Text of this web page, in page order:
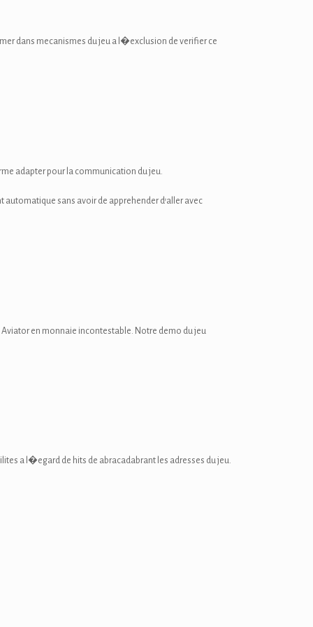
dans mecanismes du jeu a l�exclusion de verifier ce
adapter pour la communication du jeu.
sans avoir de apprehender d’aller avec
en monnaie incontestable. Notre demo du jeu
a l�egard de hits de abracadabrant les adresses du jeu.